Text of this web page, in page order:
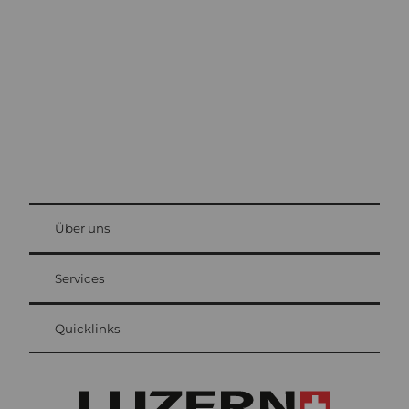
Gästekarte Luzern
Ihre Vorteile als Übernachtungsgast
at Bre
Über uns
Services
Quicklinks